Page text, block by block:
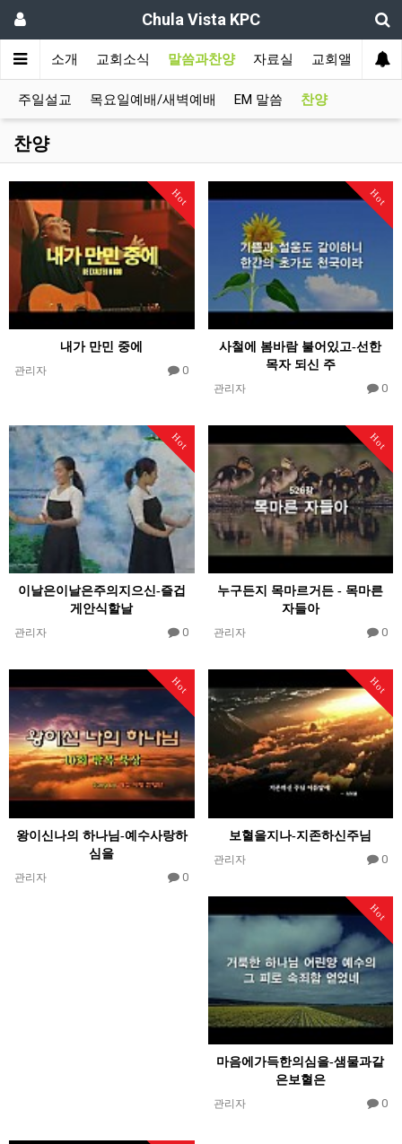
Chula Vista KPC
교회소개 교회소식 말씀과찬양 자료실 교회앨범
주일설교 목요일예배/새벽예배 EM 말씀 찬양
찬양
Hot
내가 만민 중에
관리자 0
Hot
사철에 봄바람 불어있고-선한
목자 되신 주
관리자 0
Hot
이날은이날은주의지으신-즐겁
게안식할날
관리자 0
Hot
누구든지 목마르거든 - 목마른
자들아
관리자 0
Hot
왕이신나의 하나님-예수사랑하
심을
관리자 0
Hot
보혈을지나-지존하신주님
관리자 0
Hot
마음에가득한의심을-샘물과같
은보혈은
관리자 0